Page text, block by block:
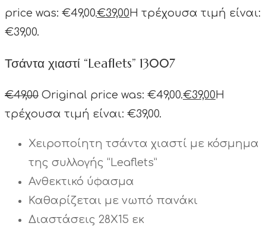
price was: €49,00.€39,00 Η τρέχουσα τιμή είναι:
€39,00.
Τσάντα χιαστί “Leaflets” 13007
€49,00 Original price was: €49,00.€39,00 Η
τρέχουσα τιμή είναι: €39,00.
Χειροποίητη τσάντα χιαστί με κόσμημα
της συλλογής “Leaflets”
Ανθεκτικό ύφασμα
Καθαρίζεται με νωπό πανάκι
Διαστάσεις 28Χ15 εκ